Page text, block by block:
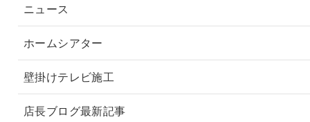
ニュース
ホームシアター
壁掛けテレビ施工
店長ブログ最新記事